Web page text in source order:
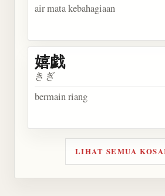
air mata kebahagiaan
嬉戯
きぎ
bermain riang
LIHAT SEMUA